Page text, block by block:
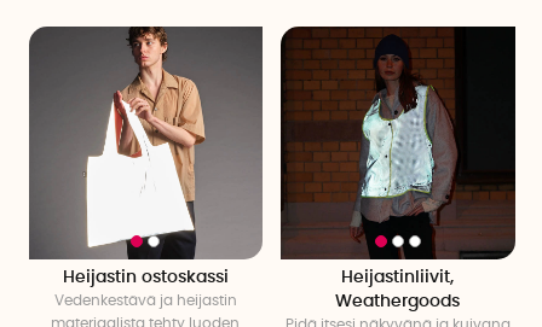
Heijastin ostoskassi
Vedenkestävä ja heijastin
materiaalista tehty luoden
Heijastinliivit,
Weathergoods